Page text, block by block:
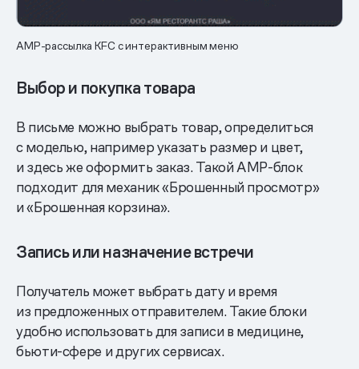
AMP-рассылка KFC c интерактивным меню
Выбор и покупка товара
В письме можно выбрать товар, определиться
с моделью, например указать размер и цвет,
и здесь же оформить заказ. Такой AMP-блок
подходит для механик «Брошенный просмотр»
и «Брошенная корзина».
Запись или назначение встречи
Получатель может выбрать дату и время
из предложенных отправителем. Такие блоки
удобно использовать для записи в медицине,
бьюти-сфере и других сервисах.